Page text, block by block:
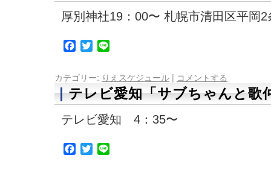
厚別神社19：00〜 札幌市清田区平岡
Facebook
Twitter
カテゴリー: りえスケジュール | コメントする
テレビ愛知「サブちゃんと歌
テレビ愛知 4：35〜
Facebook
Twitter